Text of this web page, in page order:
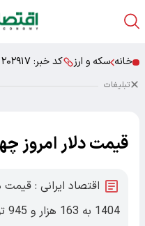
خانه سکه و ارز کد خبر: ۲۰۲۹۱۷
تبلیغات
قیمت دلار امروز چهارشنبه 6